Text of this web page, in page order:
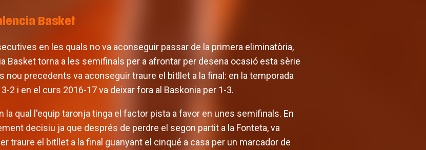
Basket
en les quals no va aconseguir passar de la primera eliminatòria,
Basket torna a les semifinals per a afrontar per desena ocasió esta sèrie
nou precedents va aconseguir traure el bitllet a la final: en la temporada
2 i en el curs 2016-17 va deixar fora al Baskonia per 1-3.
la qual l'equip taronja tinga el factor pista a favor en unes semifinals. En
decisiu ja que després de perdre el segon partit a la Fonteta, va
traure el bitllet a la final guanyant el cinqué a casa per un marcador de